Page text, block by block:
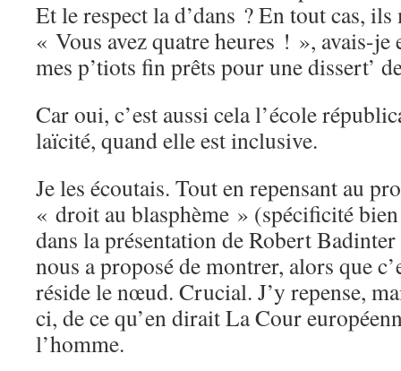
Et le respect la d’dans ? En tout cas,
« Vous avez quatre heures ! », avais-je
mes p’tiots fin prêts pour une dissert’
Car oui, c’est aussi cela l’école
laïcité, quand elle est inclusive.
Je les écoutais. Tout en repensant au
« droit au blasphème » (spécificité
dans la présentation de Robert
nous a proposé de montrer, alors que
réside le nœud. Crucial. J’y repense,
ci, de ce qu’en dirait La Cour
l’homme.